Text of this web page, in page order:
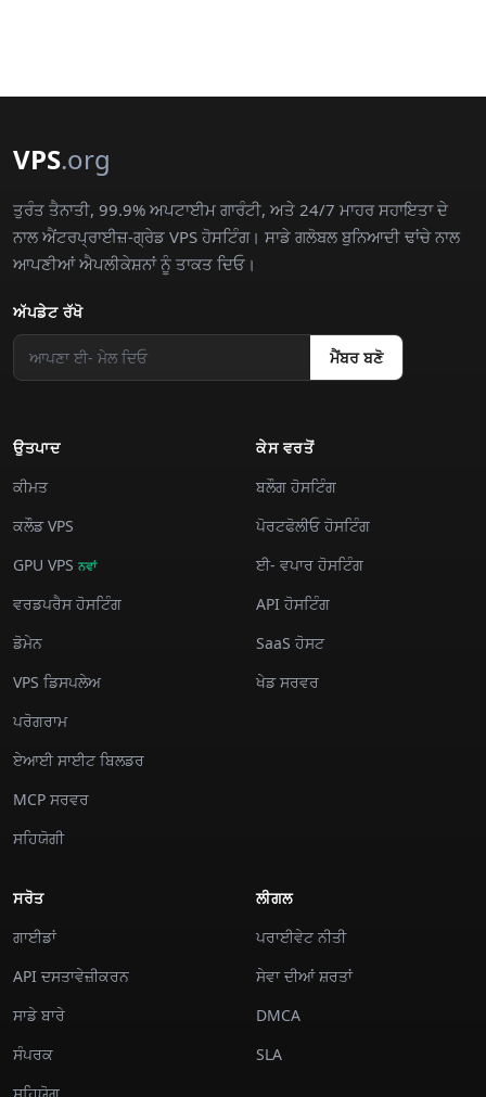
VPS.org
ਤੁਰੰਤ ਤੈਨਾਤੀ, 99.9% ਅਪਟਾਈਮ ਗਾਰੰਟੀ, ਅਤੇ 24/7 ਮਾਹਰ ਸਹਾਇਤਾ ਦੇ
ਨਾਲ ਐਂਟਰਪ੍ਰਾਈਜ਼-ਗ੍ਰੇਡ VPS ਹੋਸਟਿੰਗ। ਸਾਡੇ ਗਲੋਬਲ ਬੁਨਿਆਦੀ ਢਾਂਚੇ ਨਾਲ
ਆਪਣੀਆਂ ਐਪਲੀਕੇਸ਼ਨਾਂ ਨੂੰ ਤਾਕਤ ਦਿਓ।
ਅੱਪਡੇਟ ਰੱਖੋ
ਮੈਂਬਰ ਬਣੋ
ਉਤਪਾਦ
ਕੀਮਤ
ਕਲੌਡ VPS
GPU VPS ਨਵਾਂ
ਵਰਡਪਰੈਸ ਹੋਸਟਿੰਗ
ਡੋਮੇਨ
VPS ਡਿਸਪਲੇਅ
ਪਰੋਗਰਾਮ
ਏਆਈ ਸਾਈਟ ਬਿਲਡਰ
MCP ਸਰਵਰ
ਸਹਿਯੋਗੀ
ਕੇਸ ਵਰਤੋਂ
ਬਲੌਗ ਹੋਸਟਿੰਗ
ਪੋਰਟਫੋਲੀਓ ਹੋਸਟਿੰਗ
ਈ- ਵਪਾਰ ਹੋਸਟਿੰਗ
API ਹੋਸਟਿੰਗ
SaaS ਹੋਸਟ
ਖੇਡ ਸਰਵਰ
ਸਰੋਤ
ਗਾਈਡਾਂ
API ਦਸਤਾਵੇਜ਼ੀਕਰਨ
ਸਾਡੇ ਬਾਰੇ
ਸੰਪਰਕ
ਲੀਗਲ
ਪਰਾਈਵੇਟ ਨੀਤੀ
ਸੇਵਾ ਦੀਆਂ ਸ਼ਰਤਾਂ
DMCA
SLA